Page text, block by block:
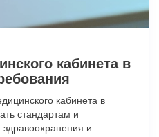
кабинета в
кабинета в
стандартам и
и